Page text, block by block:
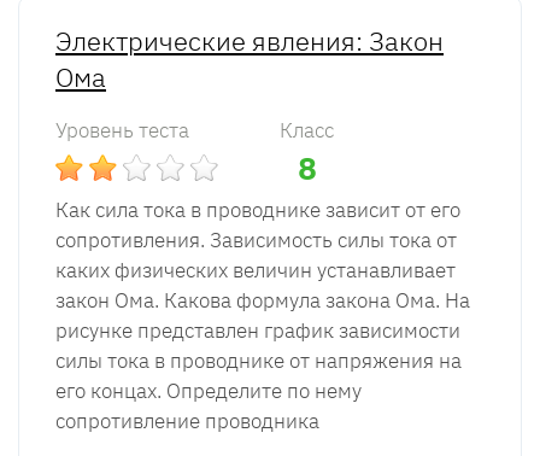
Электрические явления: Закон
Ома
Уровень теста Класс
8
Как сила тока в проводнике зависит от его
сопротивления. Зависимость силы тока от
каких физических величин устанавливает
закон Ома. Какова формула закона Ома. На
рисунке представлен график зависимости
силы тока в проводнике от напряжения на
его концах. Определите по нему
сопротивление проводника